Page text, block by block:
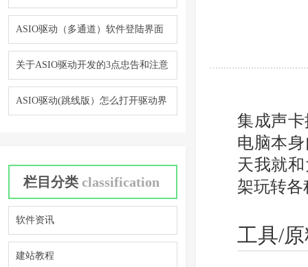
ASIO驱动（多通道）软件登陆界面
关于ASIO驱动开发的3点忠告和注意
ASIO驱动(跳线版）怎么打开驱动界
栏目分类 classification
软件资讯
建站教程
集成声
电脑本
天我就
架玩转
工具/